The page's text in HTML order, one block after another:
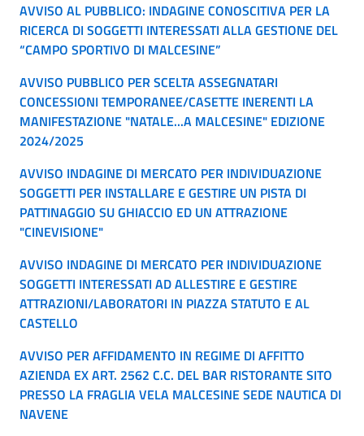
AVVISO AL PUBBLICO: INDAGINE CONOSCITIVA PER LA
RICERCA DI SOGGETTI INTERESSATI ALLA GESTIONE DEL
“CAMPO SPORTIVO DI MALCESINE”
AVVISO PUBBLICO PER SCELTA ASSEGNATARI
CONCESSIONI TEMPORANEE/CASETTE INERENTI LA
MANIFESTAZIONE "NATALE...A MALCESINE" EDIZIONE
2024/2025
AVVISO INDAGINE DI MERCATO PER INDIVIDUAZIONE
SOGGETTI PER INSTALLARE E GESTIRE UN PISTA DI
PATTINAGGIO SU GHIACCIO ED UN ATTRAZIONE
"CINEVISIONE"
AVVISO INDAGINE DI MERCATO PER INDIVIDUAZIONE
SOGGETTI INTERESSATI AD ALLESTIRE E GESTIRE
ATTRAZIONI/LABORATORI IN PIAZZA STATUTO E AL
CASTELLO
AVVISO PER AFFIDAMENTO IN REGIME DI AFFITTO
AZIENDA EX ART. 2562 C.C. DEL BAR RISTORANTE SITO
PRESSO LA FRAGLIA VELA MALCESINE SEDE NAUTICA DI
NAVENE